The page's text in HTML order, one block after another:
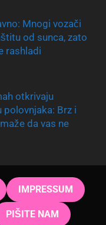
Mnogi vozači
od sunca, zato
rashladi
otkrivaju
Brz i
da vas ne
IMPRESSUM
PIŠITE NAM